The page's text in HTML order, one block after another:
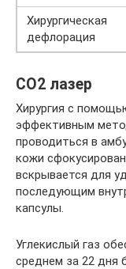
Хирургическая
дефлорация
CO2 лазер
Хирургия с
эффективным
проводиться в
кожи
вскрывается для
последующим
капсулы.
Углекислый газ
среднем за 22 дня